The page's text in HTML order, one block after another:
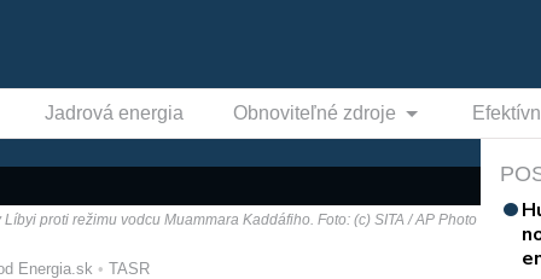
Jadrová energia Obnoviteľné zdroje
Líbyi proti režimu vodcu Muammara Kaddáfiho. Foto: (c) SITA / AP Photo
Energia.sk TASR